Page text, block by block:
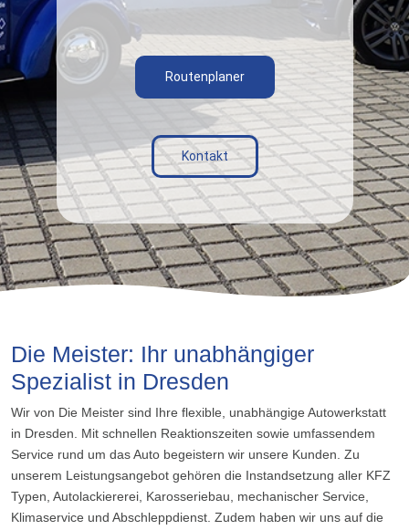
Routenplaner
Kontakt
Die Meister: Ihr unabhängiger
Spezialist in Dresden
Wir von Die Meister sind Ihre flexible, unabhängige Autowerkstatt
in Dresden. Mit schnellen Reaktionszeiten sowie umfassendem
Service rund um das Auto begeistern wir unsere Kunden. Zu
unserem Leistungsangebot gehören die Instandsetzung aller KFZ
Typen, Autolackiererei, Karosseriebau, mechanischer Service,
Klimaservice und Abschleppdienst. Zudem haben wir uns auf die